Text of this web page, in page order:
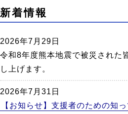
こ
こ
ら
新着情報
2026年7月29日
令和8年度熊本地震で被災された
し上げます。
2026年7月31日
【お知らせ】支援者のための知